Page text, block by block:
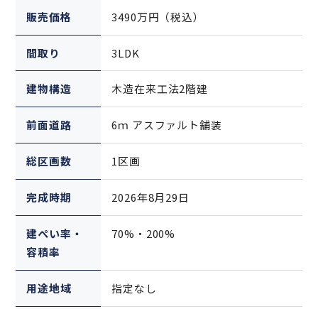
販売価格 3490万円（税込）
間取り 3LDK
建物構造 木造在来工法2階建
前面道路 6ｍ アスファルト舗装
総区画数 1区画
完成時期 2026年8月29日
建ぺい率・
容積率
70%・200%
用途地域 指定なし